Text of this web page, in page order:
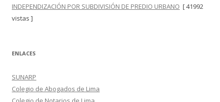
INDEPENDIZACIÓN POR SUBDIVISIÓN DE PREDIO URBANO [ 41992
vistas ]
ENLACES
SUNARP
Colegio de Abogados de Lima